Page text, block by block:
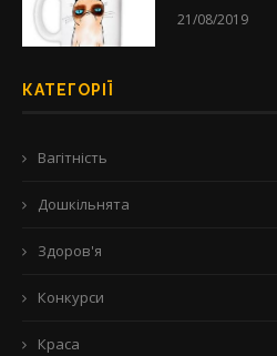
21/08/2019
КАТЕГОРІЇ
Вагітність
Дошкільнята
Здоров'я
Конкурси
Краса